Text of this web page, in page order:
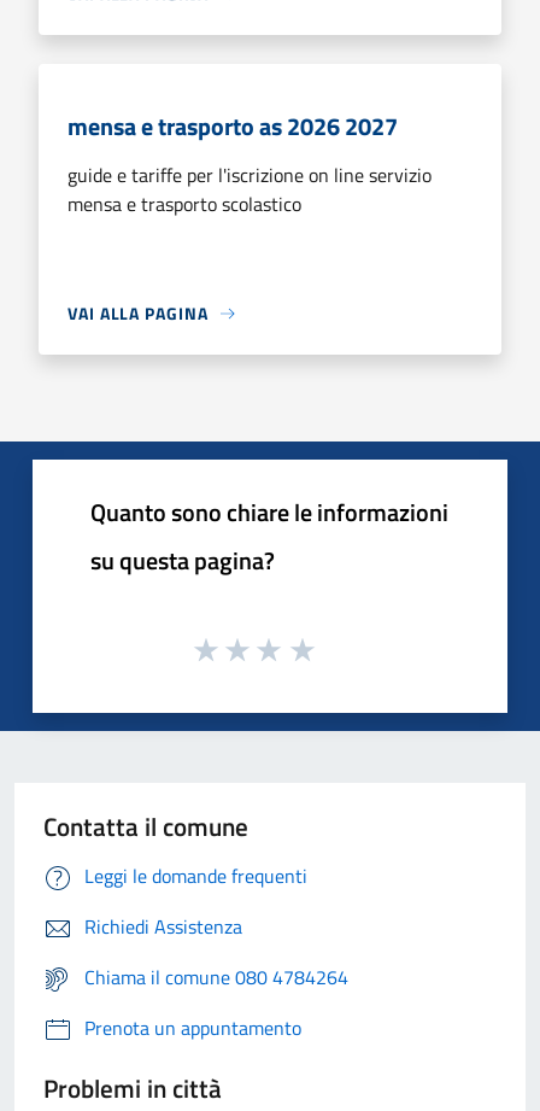
mensa e trasporto as 2026 2027
guide e tariffe per l'iscrizione on line servizio
mensa e trasporto scolastico
VAI ALLA PAGINA
Quanto sono chiare le informazioni
su questa pagina?
Contatta il comune
Leggi le domande frequenti
Richiedi Assistenza
Chiama il comune 080 4784264
Prenota un appuntamento
Problemi in città